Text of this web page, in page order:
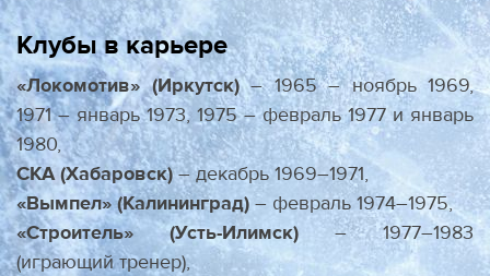
Клубы в карьере
«Локомотив» (Иркутск)– 1965 – ноябрь 1969,
1971 – январь 1973, 1975 – февраль 1977 и январь
1980,
СКА (Хабаровск)– декабрь 1969–1971,
«Вымпел» (Калининград)– февраль 1974–1975,
«Строитель» (Усть-Илимск) – 1977–1983
(играющий тренер),